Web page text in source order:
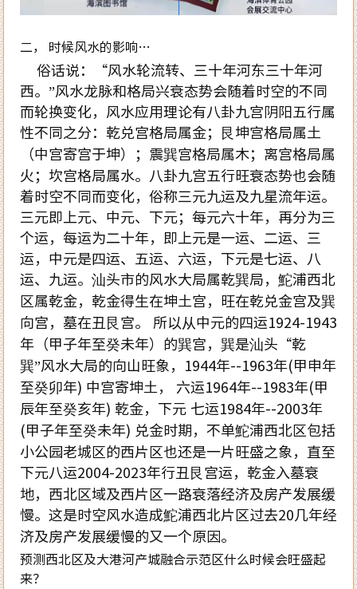
二， 时候风水的影响…
俗话说：“风水轮流转、三十年河东三十年河
西。”风水龙脉和格局兴衰态势会随着时空的不同
而轮换变化，风水应用理论有八卦九宫阴阳五行属
性不同之分：乾兑宫格局属金；艮坤宫格局属土
（中宫寄宫于坤）；震巽宫格局属木；离宫格局属
火；坎宫格局属水。八卦九宫五行旺衰态势也会随
着时空不同而变化，俗称三元九运及九星流年运。
三元即上元、中元、下元；每元六十年，再分为三
个运，每运为二十年，即上元是一运、二运、三
运，中元是四运、五运、六运，下元是七运、八
运、九运。汕头市的风水大局属乾巽局，鮀浦西北
区属乾金，乾金得生在坤土宫，旺在乾兑金宫及巽
向宫，墓在丑艮宫。 所以从中元的四运1924-1943
年（甲子年至癸未年）的巽宫，巽是汕头“乾
巽”风水大局的向山旺象，1944年--1963年(甲申年
至癸卯年) 中宫寄坤土， 六运1964年--1983年(甲
辰年至癸亥年) 乾金，下元 七运1984年--2003年
(甲子年至癸未年) 兑金时期，不单鮀浦西北区包括
小公园老城区的西片区也还是一片旺盛之象，直至
下元八运2004-2023年行丑艮宫运，乾金入墓衰
地，西北区域及西片区一路衰落经济及房产发展缓
慢。这是时空风水造成鮀浦西北片区过去20几年经
济及房产发展缓慢的又一个原因。
预测西北区及大港河产城融合示范区什么时候会旺盛起
来？